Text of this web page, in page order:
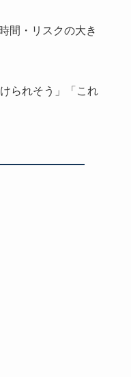
間・リスクの大き
られそう」「これ